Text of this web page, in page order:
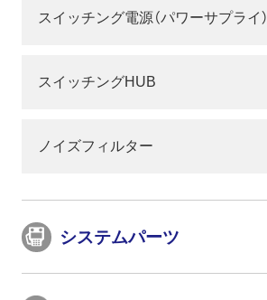
スイッチング電源（パワーサプライ）
スイッチングHUB
ノイズフィルター
システムパーツ